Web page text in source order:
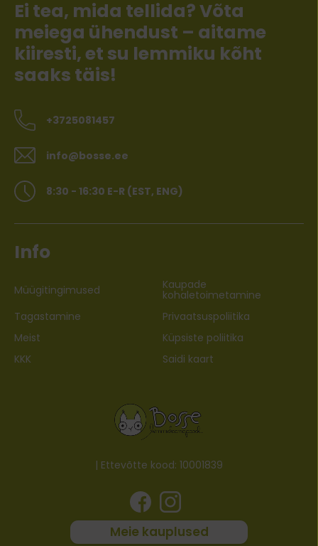
Ei tea, mida tellida? Võta
meiega ühendust – aitame
kiiresti, et su lemmiku kõht
saaks täis!
+3725081457
info@bosse.ee
8:30 - 16:30 E-R (EST, ENG)
Info
Müügitingimused Kaupade
kohaletoimetamine
Tagastamine
Privaatsuspoliitika
Meist
Küpsiste poliitika
KKK
Saidi kaart
| Ettevõtte kood: 10001839
Meie kauplused